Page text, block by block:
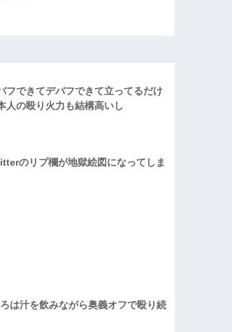
フできてデバフできて立ってるだけ
人の殴り火力も結構高いし
のリプ欄が地獄絵図になってしま
は汁を飲みながら奥義オフで殴り続